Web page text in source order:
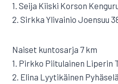
1. Seija Kiiski Korson
2. Sirkka Ylivainio Joensuu
Naiset kuntosarja 7 km
1. Pirkko Piitulainen Liperin
2. Elina Lyytikäinen